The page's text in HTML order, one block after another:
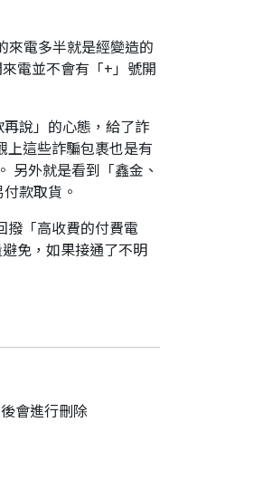
來電多半就是經變造的
電並不會有「+」號開
說」的心態，給了詐
上這些詐騙包裹也是有
另外就是看到「鑫金、
款取貨。
撥「高收費的付費電
免，如果接通了不明
會進行刪除